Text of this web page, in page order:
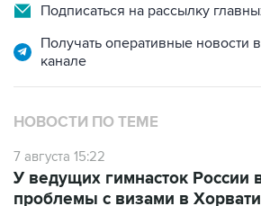
Подписаться на рассылку
Получать оперативные новости
канале
НОВОСТИ ПО ТЕМЕ
7 августа 15:22
У ведущих гимнасток России
проблемы с визами в